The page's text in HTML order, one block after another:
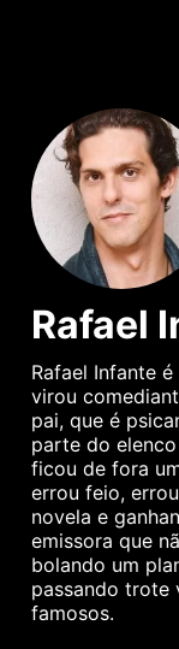
Rafael
Rafael Infante
virou
pai, que é
parte do
ficou de fora
errou feio,
novela e
emissora que
bolando um
passando trote
famosos.